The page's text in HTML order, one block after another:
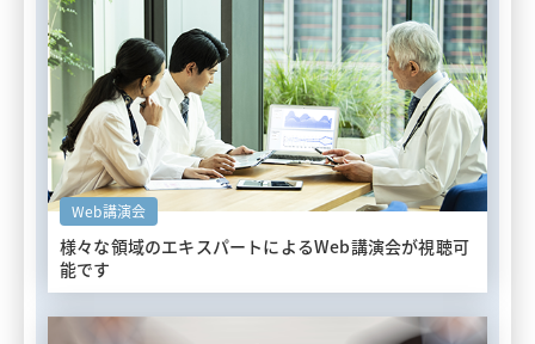
Web講演会
様々な領域のエキスパートによるWeb講演会が視聴可
能です